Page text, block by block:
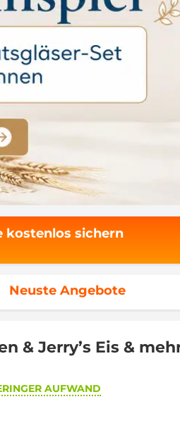
kostenlos sichern
Neuste Angebote
& Jerry’s Eis &
AUFWAND